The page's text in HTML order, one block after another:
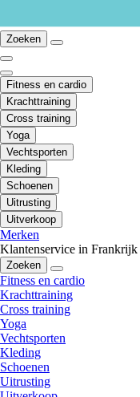
Zoeken
Fitness en cardio
Krachttraining
Cross training
Yoga
Vechtsporten
Kleding
Schoenen
Uitrusting
Uitverkoop
Merken
Klantenservice in Frankrijk
Zoeken
Fitness en cardio
Krachttraining
Cross training
Yoga
Vechtsporten
Kleding
Schoenen
Uitrusting